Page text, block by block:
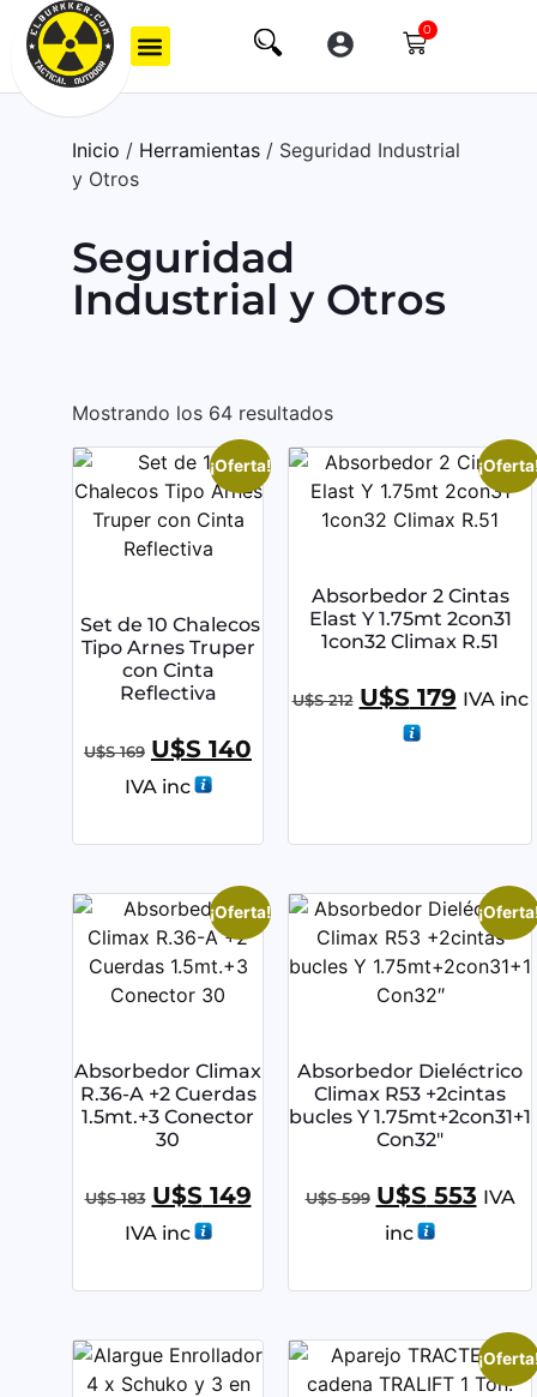
0
Inicio / Herramientas / Seguridad Industrial
y Otros
Seguridad
Industrial y Otros
Mostrando los 64 resultados
¡Oferta!
Set de 10 Chalecos
Tipo Arnes Truper
con Cinta
Reflectiva
U$S169 U$S 140
IVA inc
Absorbedor 2 Cintas
Elast Y 1.75mt 2con31
1con32 Climax R.51
U$S212 U$S179 IVA inc
¡Oferta!
Absorbedor Climax
R.36-A +2 Cuerdas
1.5mt.+3 Conector
30
U$S183 U$S149
IVA inc
Absorbedor Dieléctrico
Climax R53 +2cintas
bucles Y 1.75mt+2con31+1
Con32″
U$S599 U$S553 IVA
inc